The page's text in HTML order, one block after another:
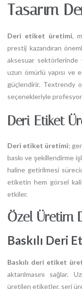
Tasarım
Deri etiket üretimi,
prestij kazandıran
aksesuar
uzun ömürlü yapısı ve
güçlendirir. Textrendy
seçenekleriyle
Deri Etiket
Deri etiket üretimi;
baskı ve şekillendirme
haline getirilmesi
etiketin hem görsel
etkiler.
Özel Üretim
Baskılı Deri
Baskılı deri etiket
aktarılmasını sağlar.
üretilen etiketler, seri